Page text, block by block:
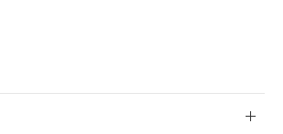
び当社の共同利用者が、当社の製
す。